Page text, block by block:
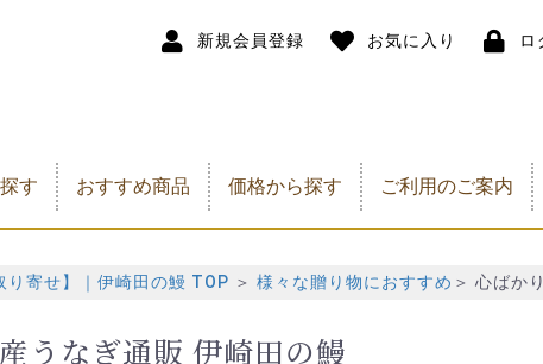
新規会員登録 お気に入り ロ
す
詰合
すすめ
おすすめ商品 価格から探す
5,000円以下
6,500円以下
7,000円以下
8,000円以下
9,000円以下
10,000円以下
11,000円以下
12,000円以下
13,000円以下
15,000円以下
17,000円以下
19,000円以下
21,000円以下
23,000円以下
30,000円以下
ご利用のご案内
り寄せ】｜伊崎田の鰻 TOP ＞ 様々な贈り物におすすめ ＞ 心ばか
うなぎ通販 伊崎田の鰻